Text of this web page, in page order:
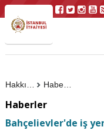
Haberler
Haberler
Bahçelievler'de iş